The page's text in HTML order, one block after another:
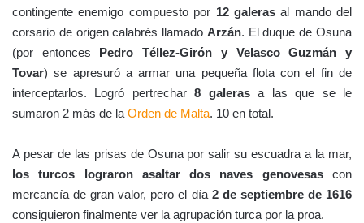
contingente enemigo compuesto por 12 galerasal mando del
corsario de origen calabrés llamado Arzán. El duque de Osuna
(por entonces Pedro Téllez-Girón y Velasco Guzmán y
Tovar) se apresuró a armar una pequeña flota con el fin de
interceptarlos. Logró pertrechar8 galerasa las que se le
sumaron 2 más de la Orden de Malta. 10 en total.
A pesar de las prisas de Osuna por salir su escuadra a la mar,
los turcos lograron asaltar dos naves genovesascon
mercancía de gran valor, pero el día 2 de septiembre de 1616
consiguieron finalmente ver la agrupación turca por la proa.